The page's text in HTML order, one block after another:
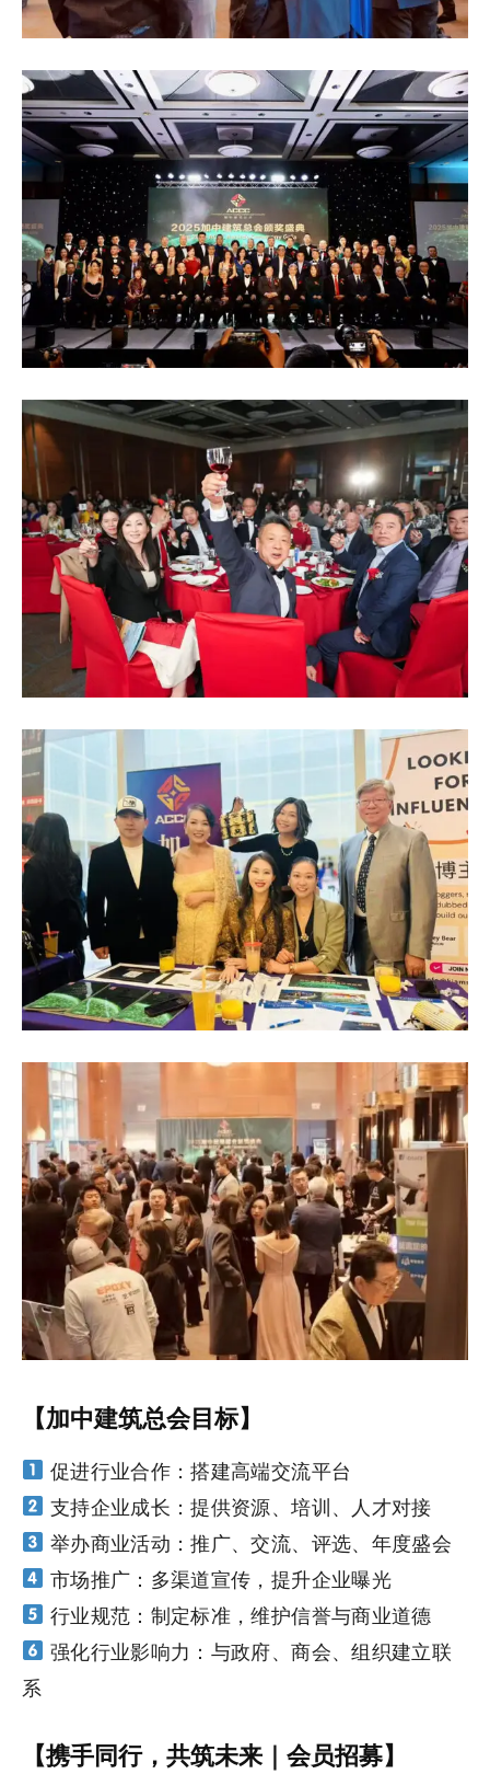
【加中建筑总会目标】
促进行业合作：搭建高端交流平台
支持企业成长：提供资源、培训、人才对接
举办商业活动：推广、交流、评选、年度盛会
市场推广：多渠道宣传，提升企业曝光
行业规范：制定标准，维护信誉与商业道德
强化行业影响力：与政府、商会、组织建立联
系
【携手同行，共筑未来｜会员招募】